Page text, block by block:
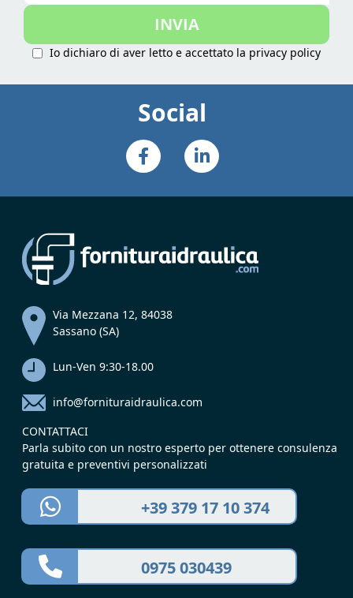
nostra
INVIA
Io dichiaro di aver letto e accettato la privacy policy
Social
Via Mezzana 12, 84038
Sassano (SA)
Lun-Ven 9:30-18.00
info@fornituraidraulica.com
CONTATTACI
Parla subito con un nostro esperto per ottenere consulenza
gratuita e preventivi personalizzati
+39 379 17 10 374
0975 030439